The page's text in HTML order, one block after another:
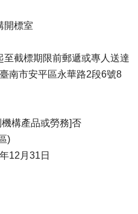
開標室
至截標期限前郵遞或專人送達
南市安平區永華路2段6號8
構產品或勞務]否
)
12月31日